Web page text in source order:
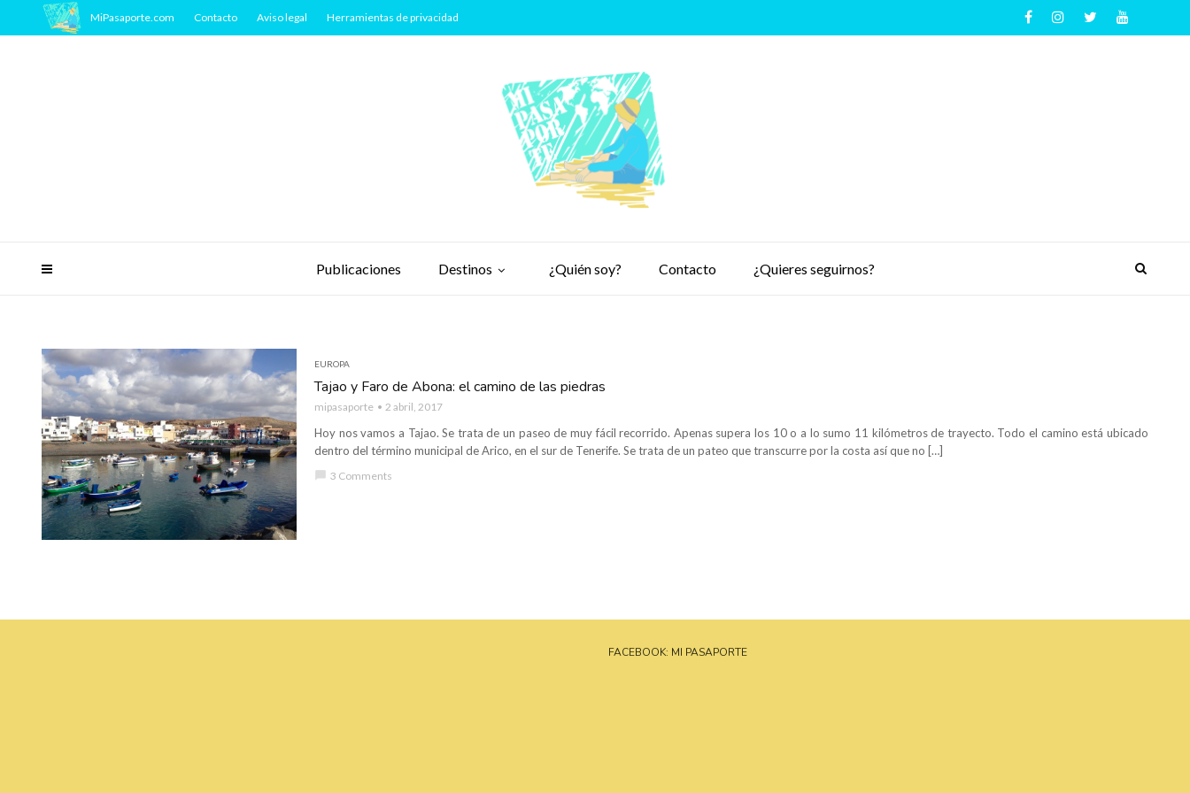
Publicaciones Destinos ¿Quién soy? Contacto ¿Quieres seguirnos?
MiPasaporte.com Contacto Aviso legal Herramientas de privacidad
EUROPA
Tajao y Faro de Abona: el camino de las piedras
mipasaporte 2 abril, 2017
Hoy nos vamos a Tajao. Se trata de un paseo de muy fácil recorrido. Apenas supera los 10 o a lo sumo 11 kilómetros de trayecto. Todo el camino está ubicado
dentro del término municipal de Arico, en el sur de Tenerife. Se trata de un pateo que transcurre por la costa así que no […]
chat_bubble 3 Comments
FACEBOOK: MI PASAPORTE